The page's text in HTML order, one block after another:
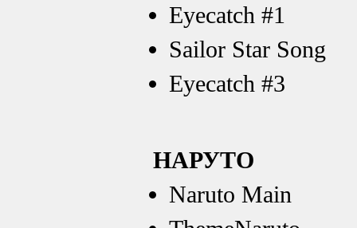
Eyecatch #1
Sailor Star Song
Eyecatch #3
НАРУТО
Naruto Main